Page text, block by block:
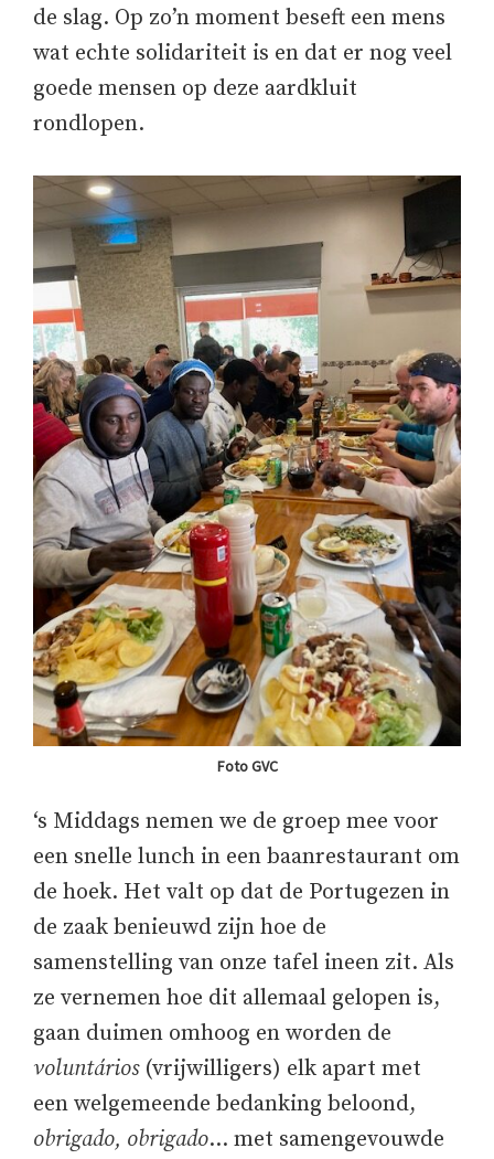
de slag. Op zo’n moment beseft een mens
wat echte solidariteit is en dat er nog veel
goede mensen op deze aardkluit
rondlopen.
Foto GVC
‘s Middags nemen we de groep mee voor
een snelle lunch in een baanrestaurant om
de hoek. Het valt op dat de Portugezen in
de zaak benieuwd zijn hoe de
samenstelling van onze tafel ineen zit. Als
ze vernemen hoe dit allemaal gelopen is,
gaan duimen omhoog en worden de
voluntários(vrijwilligers) elk apart met
een welgemeende bedanking beloond,
obrigado, obrigado… met samengevouwde